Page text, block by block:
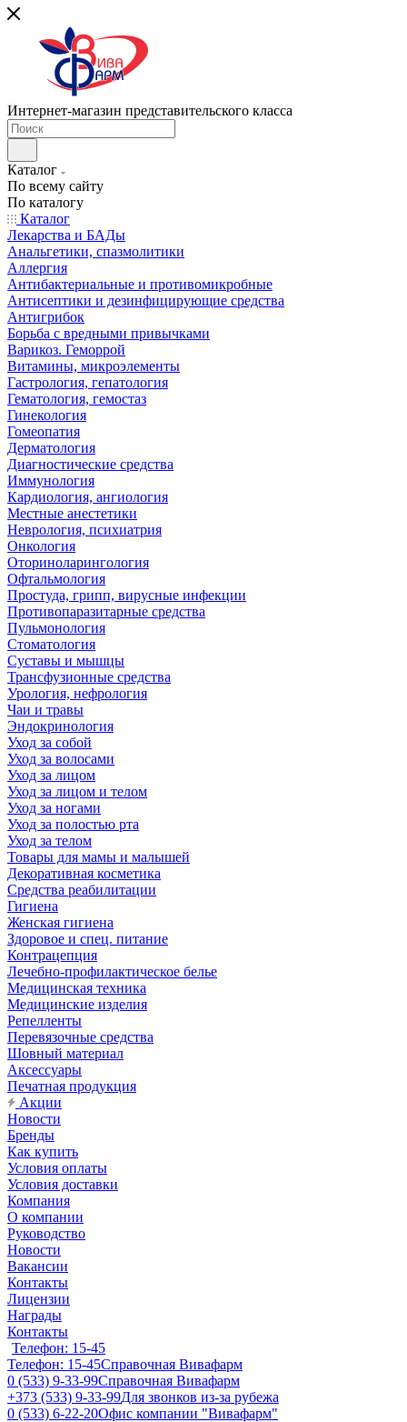
Интернет-магазин представительского класса
Каталог
По всему сайту
По каталогу
Каталог
Лекарства и БАДы
Анальгетики, спазмолитики
Аллергия
Антибактериальные и противомикробные
Антисептики и дезинфицирующие средства
Антигрибок
Борьба с вредными привычками
Варикоз. Геморрой
Витамины, микроэлементы
Гастрология, гепатология
Гематология, гемостаз
Гинекология
Гомеопатия
Дерматология
Диагностические средства
Иммунология
Кардиология, ангиология
Местные анестетики
Неврология, психиатрия
Онкология
Оториноларингология
Офтальмология
Простуда, грипп, вирусные инфекции
Противопаразитарные средства
Пульмонология
Стоматология
Суставы и мышцы
Трансфузионные средства
Урология, нефрология
Чаи и травы
Эндокринология
Уход за собой
Уход за волосами
Уход за лицом
Уход за лицом и телом
Уход за ногами
Уход за полостью рта
Уход за телом
Товары для мамы и малышей
Декоративная косметика
Средства реабилитации
Гигиена
Женская гигиена
Здоровое и спец. питание
Контрацепция
Лечебно-профилактическое белье
Медицинская техника
Медицинские изделия
Репелленты
Перевязочные средства
Шовный материал
Аксессуары
Печатная продукция
Акции
Новости
Бренды
Как купить
Условия оплаты
Условия доставки
Компания
О компании
Руководство
Новости
Вакансии
Контакты
Лицензии
Награды
Контакты
Телефон: 15-45
Телефон: 15-45Справочная Вивафарм
0 (533) 9-33-99Справочная Вивафарм
+373 (533) 9-33-99Для звонков из-за рубежа
0 (533) 6-22-20Офис компании "Вивафарм"